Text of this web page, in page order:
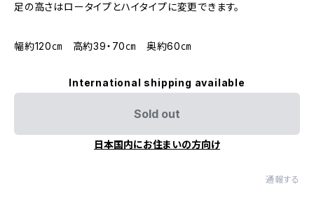
足の高さはロータイプとハイタイプに変更できます。
幅約120㎝ 高約39・70㎝ 奥約60㎝
International shipping available
Sold out
日本国内にお住まいの方向け
通報する